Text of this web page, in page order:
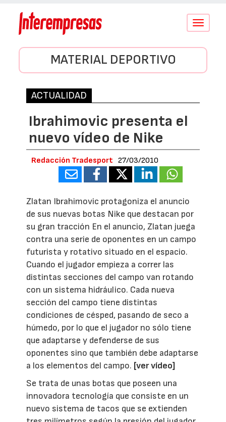
Conmutar
MATERIAL DEPORTIVO
ACTUALIDAD
Ibrahimovic presenta el
nuevo vídeo de Nike
Redacción Tradesport 27/03/2010
Zlatan Ibrahimovic protagoniza el anuncio
de sus nuevas botas Nike que destacan por
su gran tracción En el anuncio, Zlatan juega
contra una serie de oponentes en un campo
futurista y rotativo situado en el espacio.
Cuando el jugador empieza a correr las
distintas secciones del campo van rotando
con un sistema hidráulico. Cada nueva
sección del campo tiene distintas
condiciones de césped, pasando de seco a
húmedo, por lo que el jugador no sólo tiene
que adaptarse y defenderse de sus
oponentes sino que también debe adaptarse
a los elementos del campo. [ver vídeo]
Se trata de unas botas que poseen una
innovadora tecnología que consiste en un
nuevo sistema de tacos que se extienden